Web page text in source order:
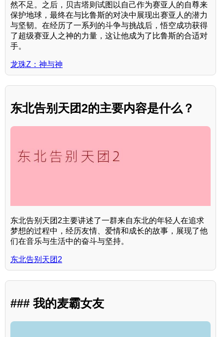
然不足。之后，贝吉塔则试图以自己作为赛亚人的自尊来
保护地球，最终在与比鲁斯的对决中展现出赛亚人的潜力
与坚韧。在经历了一系列的斗争与挑战后，悟空成功获得
了超级赛亚人之神的力量，这让他成为了比鲁斯的合适对
手。
龙珠Z：神与神
东北告别天团2的主要内容是什么？
东北告别天团2主要讲述了一群来自东北的年轻人在追求
梦想的过程中，经历友情、爱情和成长的故事，展现了他
们在音乐与生活中的奋斗与坚持。
东北告别天团2
### 我的麦霸女友